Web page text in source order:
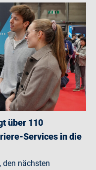
über 110
Services in die
den nächsten